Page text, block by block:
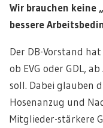
Wir brauchen keine
bessere
Der DB-Vorstand
ob EVG oder GDL,
soll. Dabei glauben
Hosenanzug und
Mitglieder-stärkere